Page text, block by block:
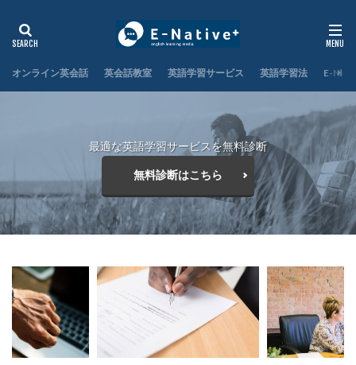
オンライン英会話 英会話教室 英語学習サービス 英語学習法 E-
最適な英語学習サービスを無料診断
無料診断はこちら